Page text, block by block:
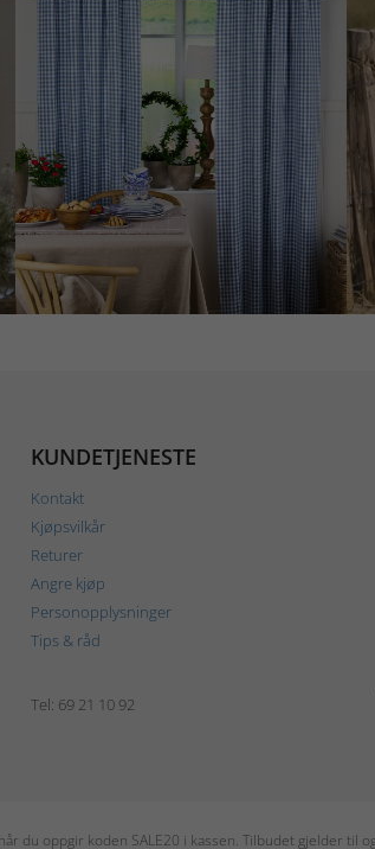
KUNDETJENESTE
Kontakt
Kjøpsvilkår
Returer
Angre kjøp
Personopplysninger
Tips & råd
Tel: 69 21 10 92
du oppgir koden SALE20 i kassen. Tilbudet gjelder